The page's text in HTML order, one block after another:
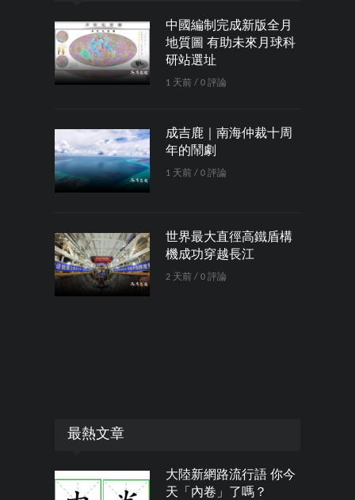
中國編制完成新版全月
地質圖 有助未來月球科
研站選址
1 天前 / 0 評論
成吉鹿｜南海仲裁十周
年的鬧劇
1 天前 / 0 評論
世界最大直徑高鐵盾構
機成功穿越長江
2 天前 / 0 評論
最熱文章
大陸新網路流行語 你今
天「內卷」了嗎？